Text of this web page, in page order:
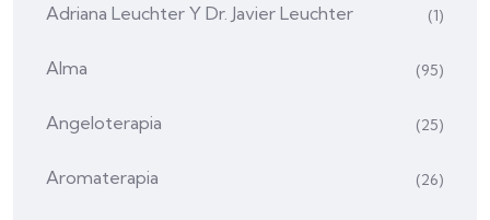
Adriana Leuchter Y Dr. Javier Leuchter (1)
Alma (95)
Angeloterapia (25)
Aromaterapia (26)